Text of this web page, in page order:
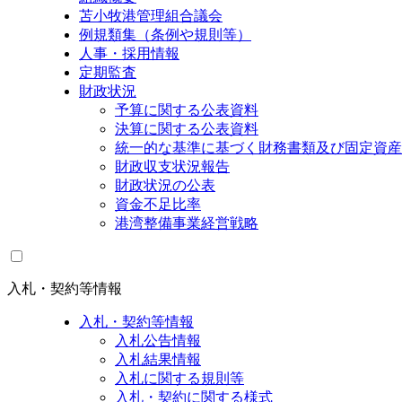
苫小牧港管理組合議会
例規類集（条例や規則等）
人事・採用情報
定期監査
財政状況
予算に関する公表資料
決算に関する公表資料
統一的な基準に基づく財務書類及び固定資
財政収支状況報告
財政状況の公表
資金不足比率
港湾整備事業経営戦略
入札・契約等情報
入札・契約等情報
入札公告情報
入札結果情報
入札に関する規則等
入札・契約に関する様式